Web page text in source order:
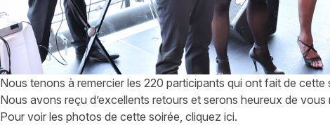
Nous tenons à remercier les 220 participants qui ont fait de cette
Nous avons reçu d’excellents retours et serons heureux de
Pour voir les photos de cette soirée, cliquez ici.